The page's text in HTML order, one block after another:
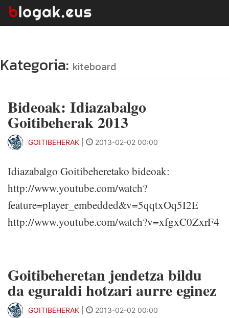
Kategoria: kiteboard
Bideoak: Idiazabalgo
Goitibeherak 2013
GOITIBEHERAK 2013-02-02 00:00
Idiazabalgo Goitibeheretako bideoak:
http://www.youtube.com/watch?
feature=player_embedded&v=5qqtxOq5I2E
http://www.youtube.com/watch?v=xfgxC0ZxrF4
Goitibeheretan jendetza bildu
da eguraldi hotzari aurre eginez
GOITIBEHERAK 2013-02-02 00:00